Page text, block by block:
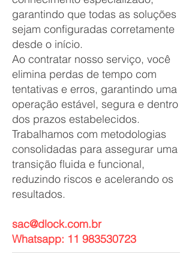
garantindo que todas as soluções
sejam configuradas corretamente
desde o início.
Ao contratar nosso serviço, você
elimina perdas de tempo com
tentativas e erros, garantindo uma
operação estável, segura e dentro
dos prazos estabelecidos.
Trabalhamos com metodologias
consolidadas para assegurar uma
transição fluida e funcional,
reduzindo riscos e acelerando os
resultados.
sac@dlock.com.br
Whatsapp: 11 983530723